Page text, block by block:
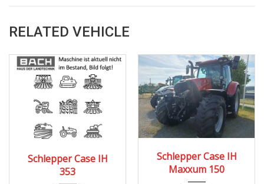
RELATED VEHICLE
Schlepper Case IH
353
Schlepper Case IH
Maxxum 150